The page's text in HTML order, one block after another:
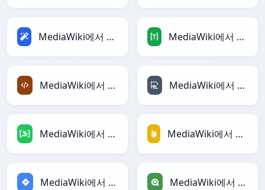
MediaWiki에서 Magic로 MediaWiki에서 TOML로
MediaWiki에서 XML로 MediaWiki에서 YAML로
MediaWiki에서 DAX로 MediaWiki에서 Firebase로
MediaWiki에서 Jira로 MediaWiki에서 Qlik로